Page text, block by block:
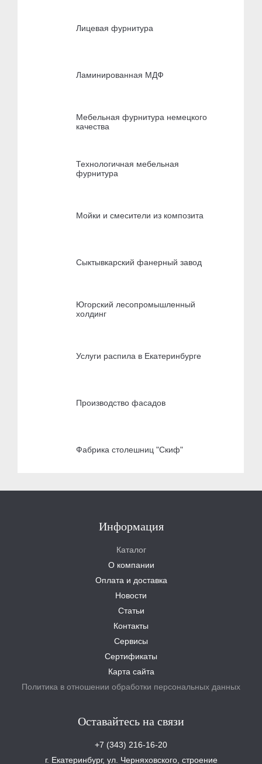
Лицевая фурнитура
Ламинированная МДФ
Мебельная фурнитура немецкого
качества
Технологичная мебельная
фурнитура
Мойки и смесители из композита
Сыктывкарский фанерный завод
Югорский лесопромышленный
холдинг
Услуги распила в Екатеринбурге
Производство фасадов
Фабрика столешниц "Скиф"
Информация
Каталог
О компании
Оплата и доставка
Новости
Статьи
Контакты
Сервисы
Сертификаты
Карта сайта
Политика в отношении обработки персональных данных
Оставайтесь на связи
+7 (343) 216-16-20
г. Екатеринбург, ул. Черняховского, строение